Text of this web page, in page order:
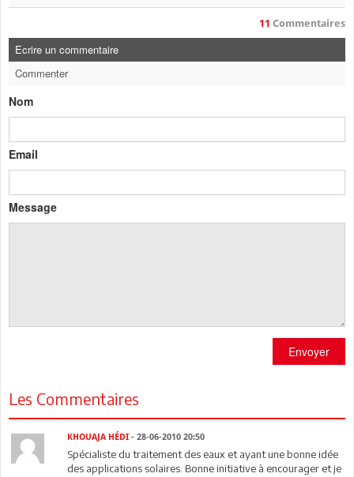
11 Commentaires
Ecrire un commentaire
Commenter
Nom
Email
Message
Envoyer
Les Commentaires
KHOUAJA HÉDI - 28-06-2010 20:50
Spécialiste du traitement des eaux et ayant une bonne idée
des applications solaires. Bonne initiative à encourager et je